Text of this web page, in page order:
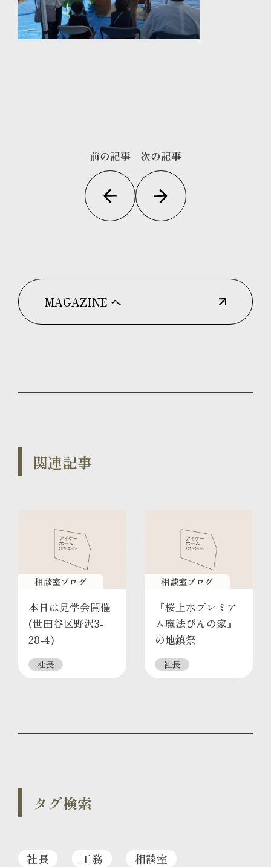
前の記事 次の記事
MAGAZINE へ
関連記事
相談室ブログ
本日は見学会開催
(世田谷区野沢3-
28-4)
社長
相談室ブログ
『桜上水プレミア
ム魔法びんの家』
の地鎮祭
社長
タグ検索
社長 工務 相談室